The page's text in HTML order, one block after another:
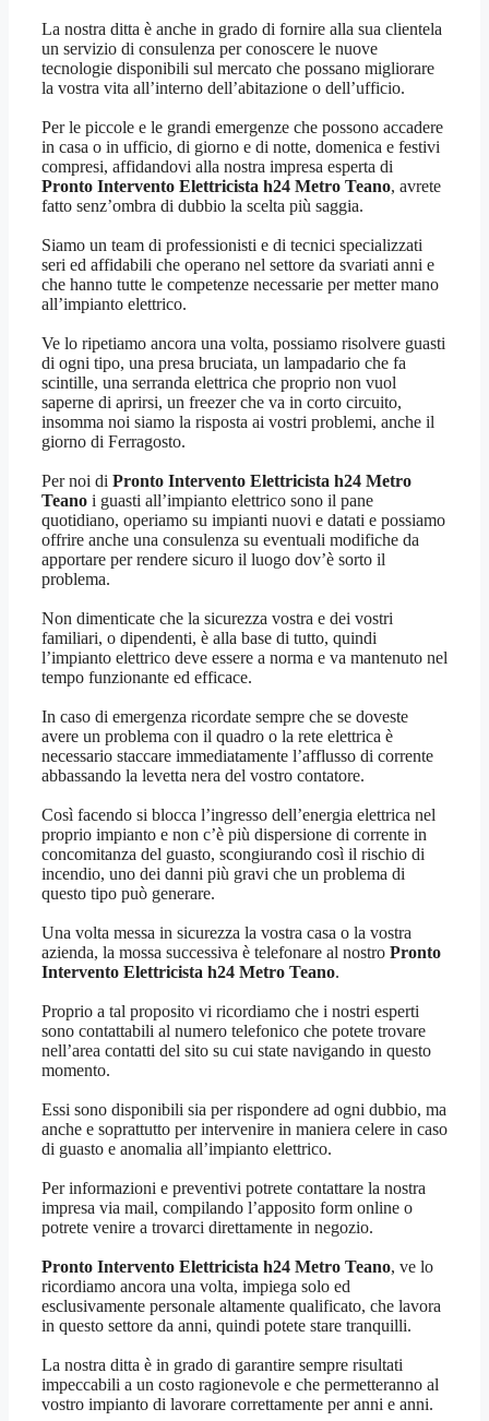
La nostra ditta è anche in grado di fornire alla sua clientela
un servizio di consulenza per conoscere le nuove
tecnologie disponibili sul mercato che possano migliorare
la vostra vita all’interno dell’abitazione o dell’ufficio.
Per le piccole e le grandi emergenze che possono accadere
in casa o in ufficio, di giorno e di notte, domenica e festivi
compresi, affidandovi alla nostra impresa esperta di
Pronto Intervento Elettricista h24 Metro Teano, avrete
fatto senz’ombra di dubbio la scelta più saggia.
Siamo un team di professionisti e di tecnici specializzati
seri ed affidabili che operano nel settore da svariati anni e
che hanno tutte le competenze necessarie per metter mano
all’impianto elettrico.
Ve lo ripetiamo ancora una volta, possiamo risolvere guasti
di ogni tipo, una presa bruciata, un lampadario che fa
scintille, una serranda elettrica che proprio non vuol
saperne di aprirsi, un freezer che va in corto circuito,
insomma noi siamo la risposta ai vostri problemi, anche il
giorno di Ferragosto.
Per noi di Pronto Intervento Elettricista h24 Metro
Teano i guasti all’impianto elettrico sono il pane
quotidiano, operiamo su impianti nuovi e datati e possiamo
offrire anche una consulenza su eventuali modifiche da
apportare per rendere sicuro il luogo dov’è sorto il
problema.
Non dimenticate che la sicurezza vostra e dei vostri
familiari, o dipendenti, è alla base di tutto, quindi
l’impianto elettrico deve essere a norma e va mantenuto nel
tempo funzionante ed efficace.
In caso di emergenza ricordate sempre che se doveste
avere un problema con il quadro o la rete elettrica è
necessario staccare immediatamente l’afflusso di corrente
abbassando la levetta nera del vostro contatore.
Così facendo si blocca l’ingresso dell’energia elettrica nel
proprio impianto e non c’è più dispersione di corrente in
concomitanza del guasto, scongiurando così il rischio di
incendio, uno dei danni più gravi che un problema di
questo tipo può generare.
Una volta messa in sicurezza la vostra casa o la vostra
azienda, la mossa successiva è telefonare al nostro Pronto
Intervento Elettricista h24 Metro Teano.
Proprio a tal proposito vi ricordiamo che i nostri esperti
sono contattabili al numero telefonico che potete trovare
nell’area contatti del sito su cui state navigando in questo
momento.
Essi sono disponibili sia per rispondere ad ogni dubbio, ma
anche e soprattutto per intervenire in maniera celere in caso
di guasto e anomalia all’impianto elettrico.
Per informazioni e preventivi potrete contattare la nostra
impresa via mail, compilando l’apposito form online o
potrete venire a trovarci direttamente in negozio.
Pronto Intervento Elettricista h24 Metro Teano, ve lo
ricordiamo ancora una volta, impiega solo ed
esclusivamente personale altamente qualificato, che lavora
in questo settore da anni, quindi potete stare tranquilli.
La nostra ditta è in grado di garantire sempre risultati
impeccabili a un costo ragionevole e che permetteranno al
vostro impianto di lavorare correttamente per anni e anni.